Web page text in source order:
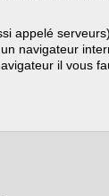
appelé
navigateur
il vous